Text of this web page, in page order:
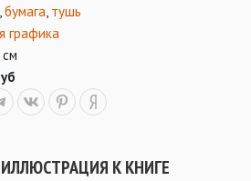
,бумага, тушь
графика
К КНИГЕ